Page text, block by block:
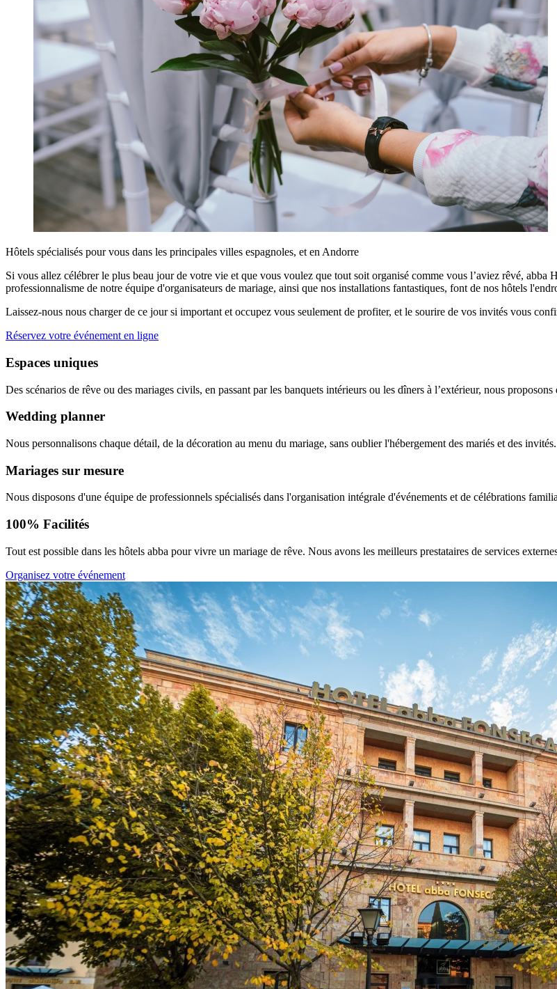
Hôtels spécialisés pour vous dans les principales villes espagnoles, et en Andorre
Si vous allez célébrer le plus beau jour de votre vie et que vous voulez que tout soit organisé comme vous l’aviez rêvé,
professionnalisme de notre équipe d'organisateurs de mariage, ainsi que nos installations fantastiques, font de nos hôtels
Laissez-nous nous charger de ce jour si important et occupez vous seulement de profiter, et le sourire de vos invités vous
Réservez votre événement en ligne
Espaces uniques
Des scénarios de rêve ou des mariages civils, en passant par les banquets intérieurs ou les dîners à l’extérieur, nous
Wedding planner
Nous personnalisons chaque détail, de la décoration au menu du mariage, sans oublier l'hébergement des mariés et des invités.
Mariages sur mesure
Nous disposons d'une équipe de professionnels spécialisés dans l'organisation intégrale d'événements et de célébrations
100% Facilités
Tout est possible dans les hôtels abba pour vivre un mariage de rêve. Nous avons les meilleurs prestataires de services
Organisez votre événement